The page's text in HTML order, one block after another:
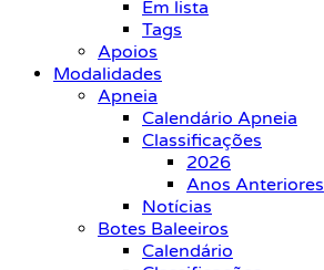
Em lista
Tags
Apoios
Modalidades
Apneia
Calendário Apneia
Classificações
2026
Anos Anteriores
Notícias
Botes Baleeiros
Calendário